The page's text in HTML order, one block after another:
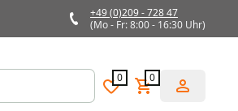
+49 (0)209 - 728 47
(Mo - Fr: 8:00 - 16:30 Uhr)
0 0